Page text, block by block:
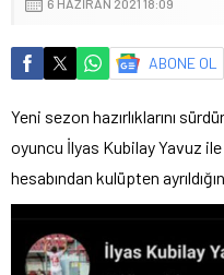
ABONE OL
Yeni sezon hazırlıklarını
oyuncu İlyas Kubilay Yavuz
hesabından kulüpten